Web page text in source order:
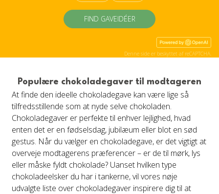
FIND GAVEIDÉER
Denne side er beskyttet af reCAPTCHA.
Populære chokoladegaver til modtageren
At finde den ideelle chokoladegave kan være lige så
tilfredsstillende som at nyde selve chokoladen.
Chokoladegaver er perfekte til enhver lejlighed, hvad
enten det er en fødselsdag, jubilæum eller blot en sød
gestus. Når du vælger en chokoladegave, er det vigtigt at
overveje modtagerens præferencer – er de til mørk, lys
eller måske fyldt chokolade? Uanset hvilken type
chokoladeelsker du har i tankerne, vil vores nøje
udvalgte liste over chokoladegaver inspirere dig til at